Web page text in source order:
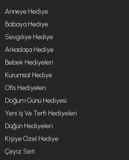
Anneye Hediye
Babaya Hediye
Sevgiliye Hediye
Arkadaşa Hediye
Bebek Hediyeleri
Kurumsal Hediye
Ofis Hediyeleri
Doğum Günü Hediyesi
Yeni Iş Ve Terfi Hediyeleri
Düğün Hediyeleri
Kişiye Özel Hediye
Çeyiz Seti